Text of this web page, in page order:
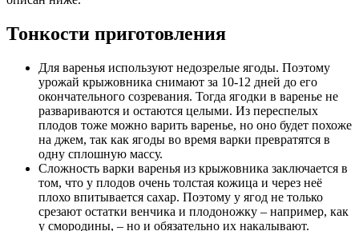
Тонкости приготовления
Для варенья используют недозрелые ягоды. Поэтому
урожай крыжовника снимают за 10-12 дней до его
окончательного созревания. Тогда ягодки в варенье не
развариваются и остаются целыми. Из переспелых
плодов тоже можно варить варенье, но оно будет похоже
на джем, так как ягоды во время варки превратятся в
одну сплошную массу.
Сложность варки варенья из крыжовника заключается в
том, что у плодов очень толстая кожица и через неё
плохо впитывается сахар. Поэтому у ягод не только
срезают остатки венчика и плодоножку – например, как
у смородины, – но и обязательно их накалывают.